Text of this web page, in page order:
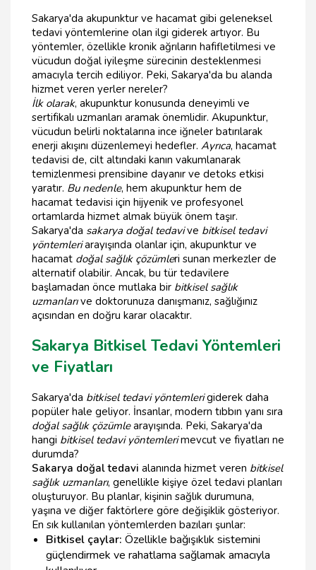
Sakarya'da akupunktur ve hacamat gibi geleneksel
tedavi yöntemlerine olan ilgi giderek artıyor. Bu
yöntemler, özellikle kronik ağrıların hafifletilmesi ve
vücudun doğal iyileşme sürecinin desteklenmesi
amacıyla tercih ediliyor. Peki, Sakarya'da bu alanda
hizmet veren yerler nereler?
İlk olarak, akupunktur konusunda deneyimli ve
sertifikalı uzmanları aramak önemlidir. Akupunktur,
vücudun belirli noktalarına ince iğneler batırılarak
enerji akışını düzenlemeyi hedefler. Ayrıca, hacamat
tedavisi de, cilt altındaki kanın vakumlanarak
temizlenmesi prensibine dayanır ve detoks etkisi
yaratır. Bu nedenle, hem akupunktur hem de
hacamat tedavisi için hijyenik ve profesyonel
ortamlarda hizmet almak büyük önem taşır.
Sakarya'da sakarya doğal tedavive bitkisel tedavi
yöntemleriarayışında olanlar için, akupunktur ve
hacamat doğal sağlık çözümleri sunan merkezler de
alternatif olabilir. Ancak, bu tür tedavilere
başlamadan önce mutlaka bir bitkisel sağlık
uzmanlarıve doktorunuza danışmanız, sağlığınız
açısından en doğru karar olacaktır.
Sakarya Bitkisel Tedavi Yöntemleri
ve Fiyatları
Sakarya'da bitkisel tedavi yöntemlerigiderek daha
popüler hale geliyor. İnsanlar, modern tıbbın yanı sıra
doğal sağlık çözümlearayışında. Peki, Sakarya'da
hangi bitkisel tedavi yöntemlerimevcut ve fiyatları ne
durumda?
Sakarya doğal tedavi alanında hizmet veren bitkisel
sağlık uzmanları, genellikle kişiye özel tedavi planları
oluşturuyor. Bu planlar, kişinin sağlık durumuna,
yaşına ve diğer faktörlere göre değişiklik gösteriyor.
En sık kullanılan yöntemlerden bazıları şunlar:
Bitkisel çaylar: Özellikle bağışıklık sistemini
güçlendirmek ve rahatlama sağlamak amacıyla